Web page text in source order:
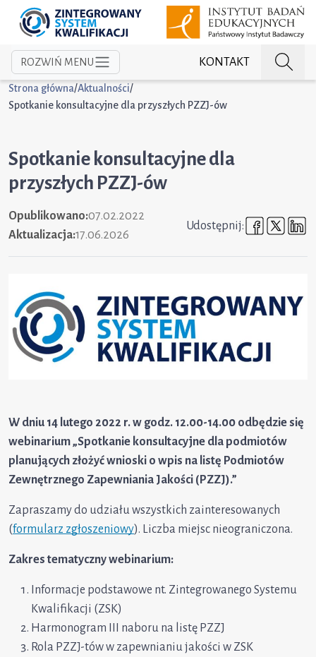
KONTAKT
ROZWIŃ MENU
Strona główna/Aktualności/
Spotkanie konsultacyjne dla przyszłych PZZJ-ów
Spotkanie konsultacyjne dla
przyszłych PZZJ-ów
Opublikowano:07.02.2022
Aktualizacja:17.06.2026
Udostępnij:
W dniu 14 lutego 2022 r. w godz. 12.00-14.00 odbędzie się
webinarium „Spotkanie konsultacyjne dla podmiotów
planujących złożyć wnioski o wpis na listę Podmiotów
Zewnętrznego Zapewniania Jakości (PZZJ).”
Zapraszamy do udziału wszystkich zainteresowanych
(formularz zgłoszeniowy). Liczba miejsc nieograniczona.
Zakres tematyczny webinarium:
Informacje podstawowe nt. Zintegrowanego Systemu
Kwalifikacji (ZSK)
Harmonogram III naboru na listę PZZJ
Rola PZZJ-tów w zapewnianiu jakości w ZSK